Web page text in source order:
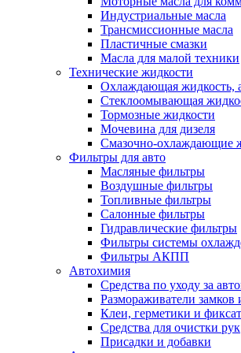
Индустриальные масла
Трансмиссионные масла
Пластичные смазки
Масла для малой техники
Технические жидкости
Охлаждающая жидкость,
Стеклоомывающая
Тормозные жидкости
Мочевина для дизеля
Смазочно-охлаждающие
Фильтры для авто
Масляные фильтры
Воздушные фильтры
Топливные фильтры
Салонные фильтры
Гидравлические фильтры
Фильтры системы
Фильтры АКПП
Автохимия
Средства по уходу за
Размораживатели замков
Клеи, герметики и
Средства для очистки рук
Присадки и добавки